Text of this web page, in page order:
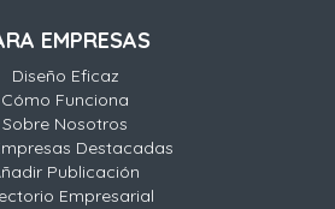
EMPRESAS
Diseño Eficaz
Cómo Funciona
Sobre Nosotros
Destacadas
Publicación
Empresarial